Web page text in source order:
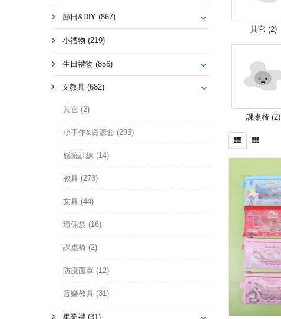
節日&DIY (867)
小禮物 (219)
生日禮物 (856)
文教具 (682)
其它 (2)
小手作&資源套 (293)
感統訓練 (14)
教具 (273)
文具 (44)
環保袋 (16)
課桌椅 (2)
防疫面罩 (12)
音樂教具 (31)
畢業禮 (31)
其它 (2)
課桌椅 (2)